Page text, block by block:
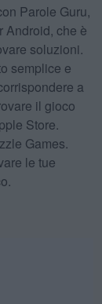
Parole Guru,
Android, che è
soluzioni.
semplice e
a
il gioco
Store.
Games.
le tue